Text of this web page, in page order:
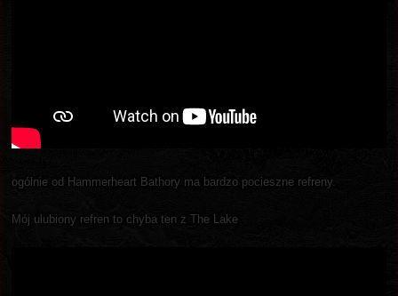
ogólnie od Hammerheart Bathory ma bardzo pocieszne refreny.
Mój ulubiony refren to chyba ten z The Lake